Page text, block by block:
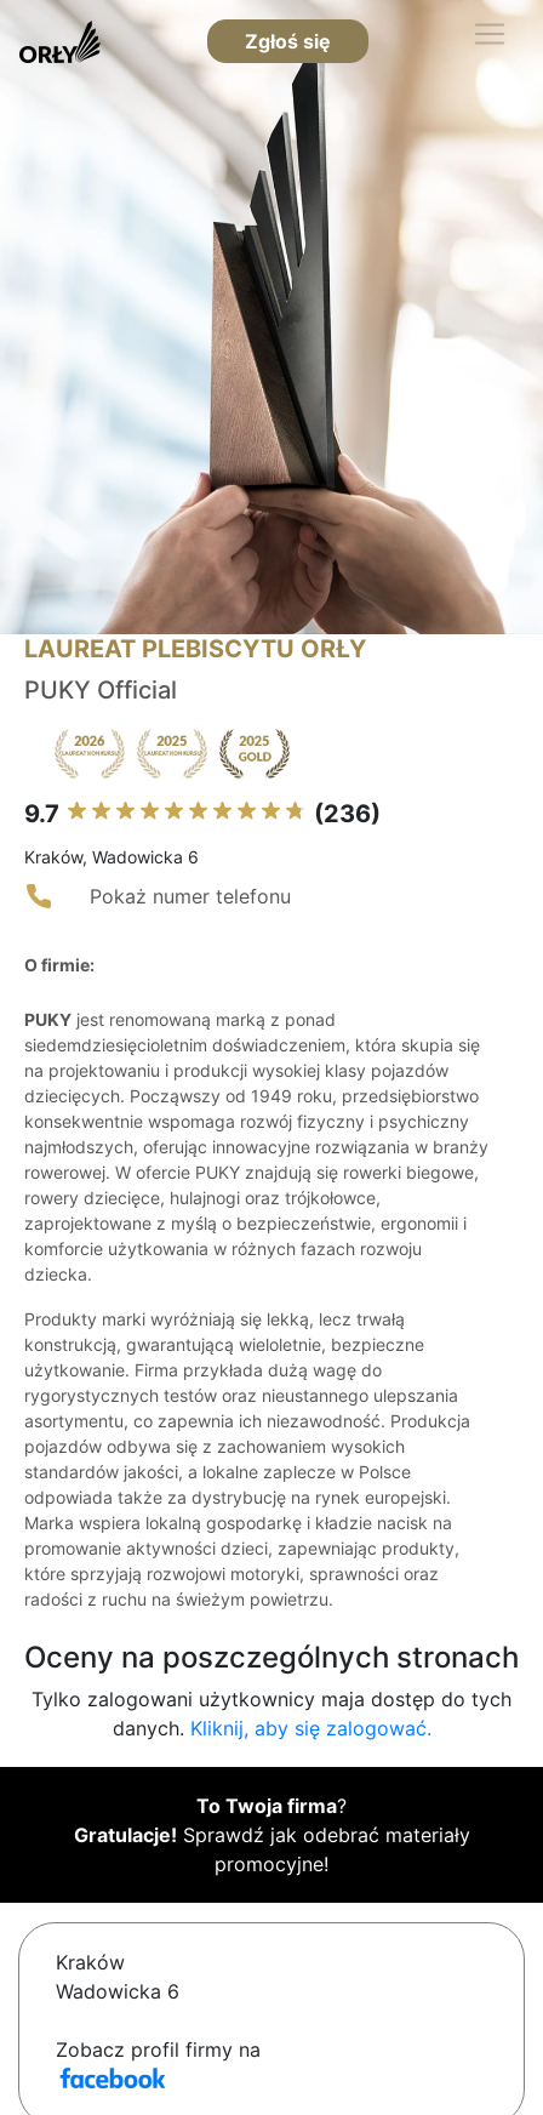
Zgłoś się
LAUREAT PLEBISCYTU ORŁY
PUKY Official
9.7 (236)
Kraków, Wadowicka 6
Pokaż numer telefonu
O firmie:
PUKY jest renomowaną marką z ponad
siedemdziesięcioletnim doświadczeniem, która skupia się
na projektowaniu i produkcji wysokiej klasy pojazdów
dziecięcych. Począwszy od 1949 roku, przedsiębiorstwo
konsekwentnie wspomaga rozwój fizyczny i psychiczny
najmłodszych, oferując innowacyjne rozwiązania w branży
rowerowej. W ofercie PUKY znajdują się rowerki biegowe,
rowery dziecięce, hulajnogi oraz trójkołowce,
zaprojektowane z myślą o bezpieczeństwie, ergonomii i
komforcie użytkowania w różnych fazach rozwoju
dziecka.
Produkty marki wyróżniają się lekką, lecz trwałą
konstrukcją, gwarantującą wieloletnie, bezpieczne
użytkowanie. Firma przykłada dużą wagę do
rygorystycznych testów oraz nieustannego ulepszania
asortymentu, co zapewnia ich niezawodność. Produkcja
pojazdów odbywa się z zachowaniem wysokich
standardów jakości, a lokalne zaplecze w Polsce
odpowiada także za dystrybucję na rynek europejski.
Marka wspiera lokalną gospodarkę i kładzie nacisk na
promowanie aktywności dzieci, zapewniając produkty,
które sprzyjają rozwojowi motoryki, sprawności oraz
radości z ruchu na świeżym powietrzu.
Oceny na poszczególnych stronach
Tylko zalogowani użytkownicy maja dostęp do tych
danych. Kliknij, aby się zalogować.
To Twoja firma?
Gratulacje! Sprawdź jak odebrać materiały
promocyjne!
Kraków
Wadowicka 6
Zobacz profil firmy na